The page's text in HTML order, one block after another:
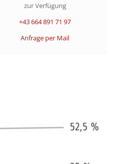
zur Verfügung
+43 664 891 71 97
Anfrage per Mail